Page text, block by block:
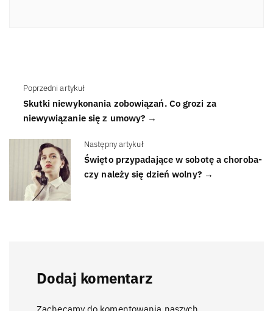
Poprzedni artykuł
Skutki niewykonania zobowiązań. Co grozi za
niewywiązanie się z umowy? →
Następny artykuł
Święto przypadające w sobotę a choroba-
czy należy się dzień wolny? →
Dodaj komentarz
Zachęcamy do komentowania naszych